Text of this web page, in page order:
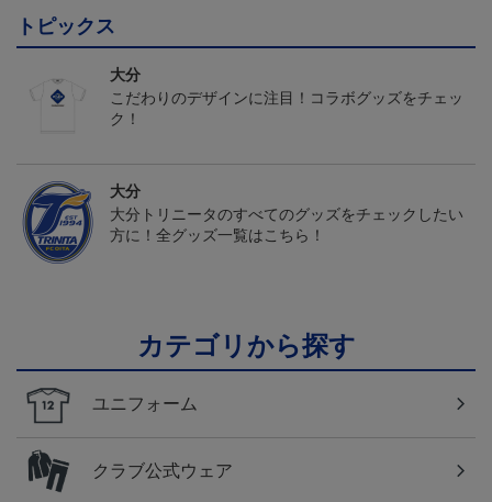
トピックス
大分
こだわりのデザインに注目！コラボグッズをチェッ
ク！
大分
大分トリニータのすべてのグッズをチェックしたい
方に！全グッズ一覧はこちら！
カテゴリから探す
ユニフォーム
クラブ公式ウェア